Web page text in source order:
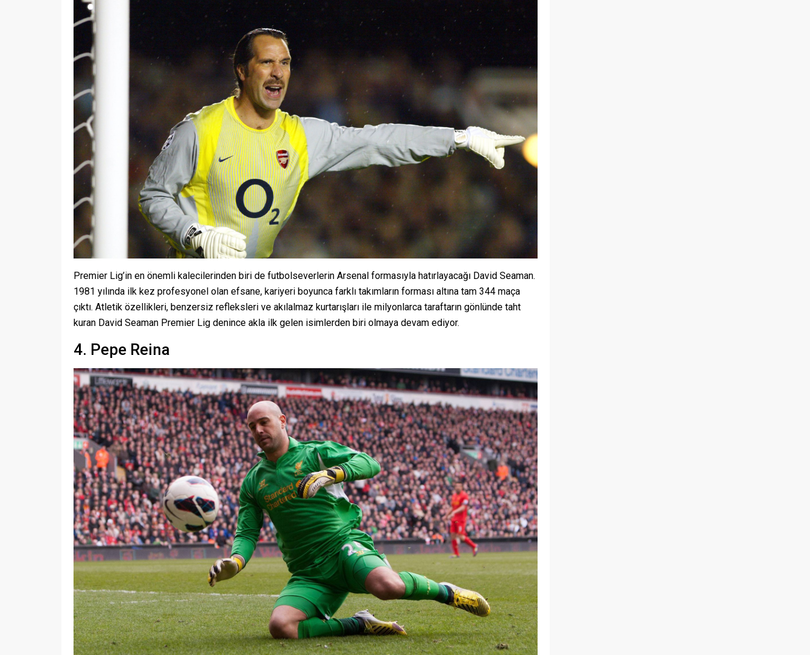
Premier Lig’in en önemli kalecilerinden biri de futbolseverlerin Arsenal formasıyla hatırlayacağı David Seaman.
1981 yılında ilk kez profesyonel olan efsane, kariyeri boyunca farklı takımların forması altına tam 344 maça
çıktı. Atletik özellikleri, benzersiz refleksleri ve akılalmaz kurtarışları ile milyonlarca taraftarın gönlünde taht
kuran David Seaman Premier Lig denince akla ilk gelen isimlerden biri olmaya devam ediyor.
4. Pepe Reina